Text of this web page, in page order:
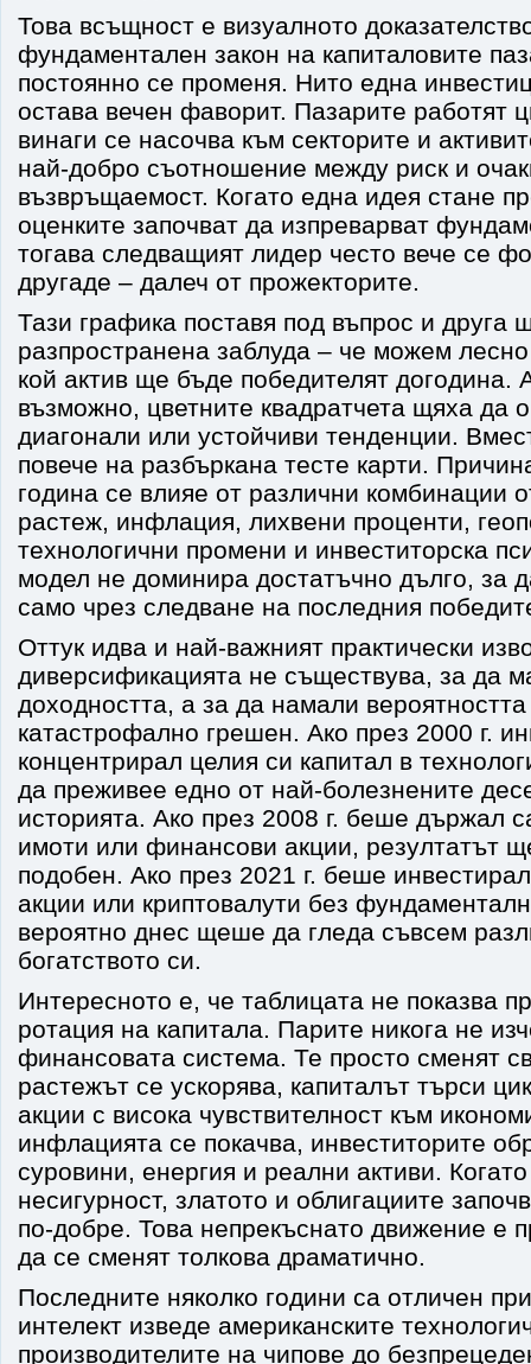
Това всъщност е визуалното
фундаментален закон на капиталовите
постоянно се променя. Нито една
остава вечен фаворит. Пазарите работят
винаги се насочва към секторите и
най-добро съотношение между риск и
възвръщаемост. Когато една идея стане
оценките започват да изпреварват
тогава следващият лидер често вече се
другаде – далеч от прожекторите.
Тази графика поставя под въпрос и друга
разпространена заблуда – че можем
кой актив ще бъде победителят догодина.
възможно, цветните квадратчета щяха да
диагонали или устойчиви тенденции.
повече на разбъркана тесте карти.
година се влияе от различни комбинации
растеж, инфлация, лихвени проценти,
технологични промени и инвеститорска
модел не доминира достатъчно дълго, за
само чрез следване на последния
Оттук идва и най-важният практически
диверсификацията не съществува, за да
доходността, а за да намали
катастрофално грешен. Ако през 2000 г.
концентрирал целия си капитал в
да преживее едно от най-болезнените
историята. Ако през 2008 г. беше държал
имоти или финансови акции, резултатът
подобен. Ако през 2021 г. беше
акции или криптовалути без
вероятно днес щеше да гледа съвсем
богатството си.
Интересното е, че таблицата не показва
ротация на капитала. Парите никога не
финансовата система. Те просто сменят
растежът се ускорява, капиталът търси
акции с висока чувствителност към
инфлацията се покачва, инвеститорите
суровини, енергия и реални активи.
несигурност, златото и облигациите
по-добре. Това непрекъснато движение е
да се сменят толкова драматично.
Последните няколко години са отличен
интелект изведе американските
производителите на чипове до